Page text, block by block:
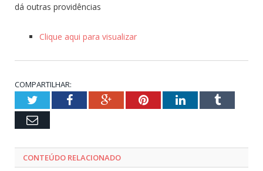
dá outras providências
Clique aqui para visualizar
COMPARTILHAR:
TwitterFacebookGoogle+PinterestLinkedInTumblr
Email
CONTEÚDO RELACIONADO